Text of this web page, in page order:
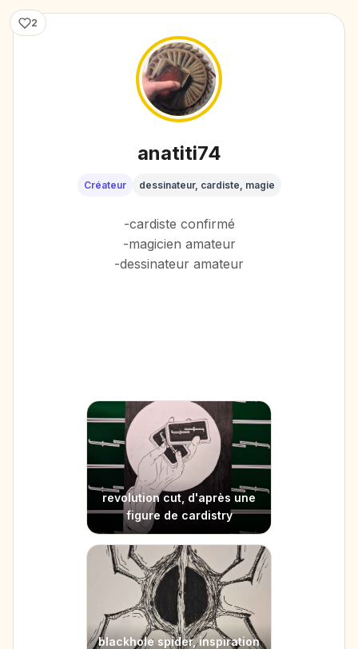
2
anatiti74
Créateur dessinateur, cardiste, magie
-cardiste confirmé
-magicien amateur
-dessinateur amateur
revolution cut, d'après une
figure de cardistry
blackhole spider, inspiration